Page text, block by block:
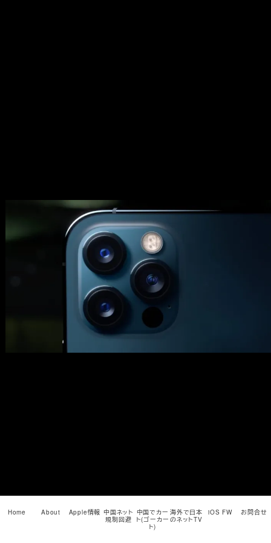
メ
イ
ン
コ
ン
Home About Apple情報 中国ネット
規制回避
中国でカー
ト(ゴーカー
ト)
海外で日本
のネットTV
iOS FW お問合せ